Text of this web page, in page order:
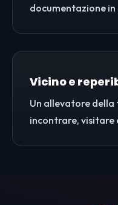
documentazione in
Vicino e
Un allevatore della
incontrare, visitare